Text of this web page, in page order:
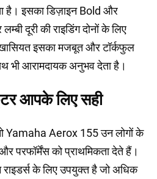
है। इसका डिज़ाइन Bold और
दूरी की राइडिंग दोनों के लिए
इसका मजबूत और टॉर्कफुल
भी आरामदायक अनुभव देता है।
आपके लिए सही
Yamaha Aerox 155 उन लोगों के
परफॉर्मेंस को प्राथमिकता देते हैं।
के लिए उपयुक्त है जो अधिक